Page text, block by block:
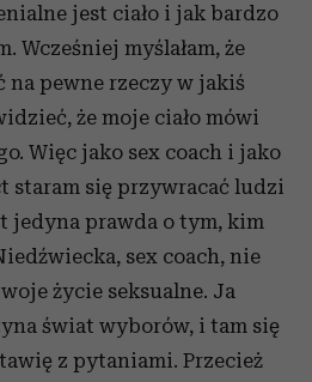
uzyskanymi podczas
jest ciało i jak bardzo
Wcześniej myślałam, że
na pewne rzeczy w jakiś
że moje ciało mówi
Więc jako sex coach i jako
staram się przywracać ludzi
jedyna prawda o tym, kim
sex coach, nie
życie seksualne. Ja
świat wyborów, i tam się
z pytaniami. Przecież